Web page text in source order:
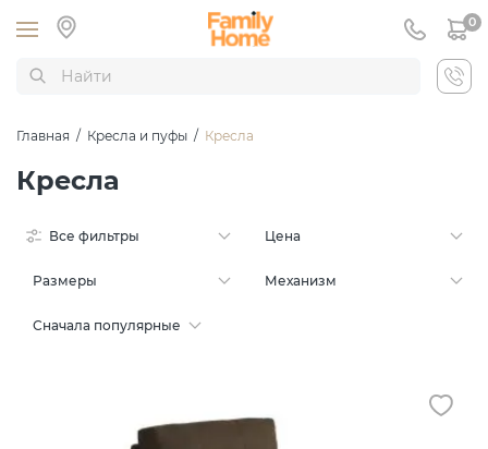
0
Главная / Кресла и пуфы / Кресла
Кресла
Все фильтры Цена
Размеры Механизм
Сначала популярные